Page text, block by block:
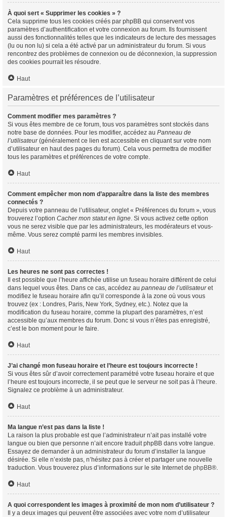
À quoi sert « Supprimer les cookies » ?
Cela supprime tous les cookies créés par phpBB qui conservent vos
paramètres d’authentification et votre connexion au forum. Ils fournissent
aussi des fonctionnalités telles que les indicateurs de lecture des messages
(lu ou non lu) si cela a été activé par un administrateur du forum. Si vous
rencontrez des problèmes de connexion ou de déconnexion, la suppression
des cookies pourrait les résoudre.
Haut
Paramètres et préférences de l’utilisateur
Comment modifier mes paramètres ?
Si vous êtes membre de ce forum, tous vos paramètres sont stockés dans
notre base de données. Pour les modifier, accédez au Panneau de
l’utilisateur(généralement ce lien est accessible en cliquant sur votre nom
d’utilisateur en haut des pages du forum). Cela vous permettra de modifier
tous les paramètres et préférences de votre compte.
Haut
Comment empêcher mon nom d’apparaître dans la liste des membres
connectés ?
Depuis votre panneau de l’utilisateur, onglet « Préférences du forum », vous
trouverez l’option Cacher mon statut en ligne. Si vous activez cette option
vous ne serez visible que par les administrateurs, les modérateurs et vous-
même. Vous serez compté parmi les membres invisibles.
Haut
Les heures ne sont pas correctes !
Il est possible que l’heure affichée utilise un fuseau horaire différent de celui
dans lequel vous êtes. Dans ce cas, accédez au panneau de l’utilisateuret
modifiez le fuseau horaire afin qu’il corresponde à la zone où vous vous
trouvez (ex : Londres, Paris, New York, Sydney, etc.). Notez que la
modification du fuseau horaire, comme la plupart des paramètres, n’est
accessible qu’aux membres du forum. Donc si vous n’êtes pas enregistré,
c’est le bon moment pour le faire.
Haut
J’ai changé mon fuseau horaire et l’heure est toujours incorrecte !
Si vous êtes sûr d’avoir correctement paramétré votre fuseau horaire et que
l’heure est toujours incorrecte, il se peut que le serveur ne soit pas à l’heure.
Signalez ce problème à un administrateur.
Haut
Ma langue n’est pas dans la liste !
La raison la plus probable est que l’administrateur n’ait pas installé votre
langue ou bien que personne n’ait encore traduit phpBB dans votre langue.
Essayez de demander à un administrateur du forum d’installer la langue
désirée. Si elle n’existe pas, n’hésitez pas à créer et partager une nouvelle
traduction. Vous trouverez plus d’informations sur le site Internet de phpBB®.
Haut
A quoi correspondent les images à proximité de mon nom d’utilisateur ?
Il y a deux images qui peuvent être associées avec votre nom d’utilisateur